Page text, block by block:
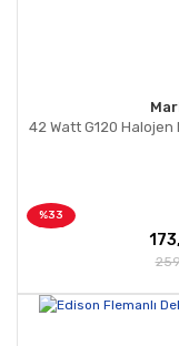
42 Watt G120
%33